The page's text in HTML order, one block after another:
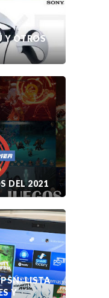
Y OTROS
DEL 2021
LISTA
Y